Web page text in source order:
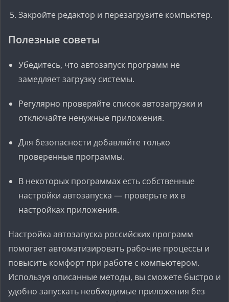
Закройте редактор и перезагрузите компьютер.
Полезные советы
Убедитесь, что автозапуск программ не
замедляет загрузку системы.
Регулярно проверяйте список автозагрузки и
отключайте ненужные приложения.
Для безопасности добавляйте только
проверенные программы.
В некоторых программах есть собственные
настройки автозапуска — проверьте их в
настройках приложения.
Настройка автозапуска российских программ
помогает автоматизировать рабочие процессы и
повысить комфорт при работе с компьютером.
Используя описанные методы, вы сможете быстро и
удобно запускать необходимые приложения без